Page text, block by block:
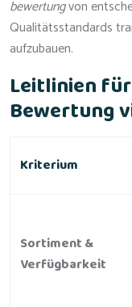
bewertungvon
Qualitätsstandards
aufzubauen.
Leitlinien
Bewertung
Kriterium
Sortiment &
Verfügbarkeit